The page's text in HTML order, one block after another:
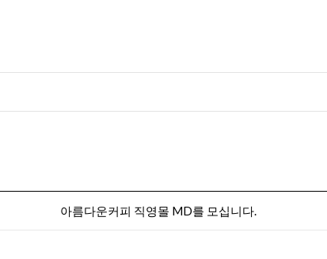
아름다운커피 직영몰 MD를 모십니다.